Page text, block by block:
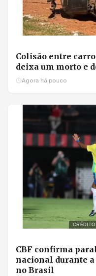
Colisão entre carro
deixa um morto e
Agora há pouco
CBF confirma
nacional durante
no Brasil